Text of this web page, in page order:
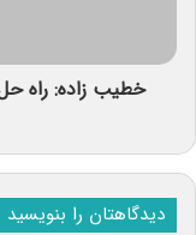
خطیب زاده: راه
دیدگاهتان را بنویسید